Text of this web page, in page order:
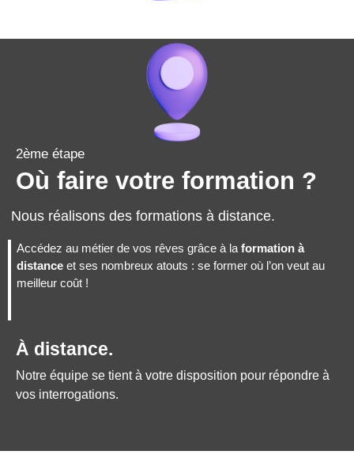
2ème étape
Où faire votre formation ?
Nous réalisons des formations à distance.
Accédez au métier de vos rêves grâce à la formation à
distance et ses nombreux atouts : se former où l’on veut au
meilleur coût !
À distance.
Notre équipe se tient à votre disposition pour répondre à
vos interrogations.